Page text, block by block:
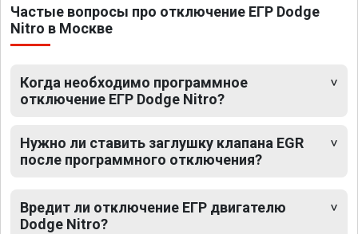
Частые вопросы про отключение ЕГР Dodge
Nitro в Москве
Когда необходимо программное
отключение ЕГР Dodge Nitro?
Нужно ли ставить заглушку клапана EGR
после программного отключения?
Вредит ли отключение ЕГР двигателю
Dodge Nitro?